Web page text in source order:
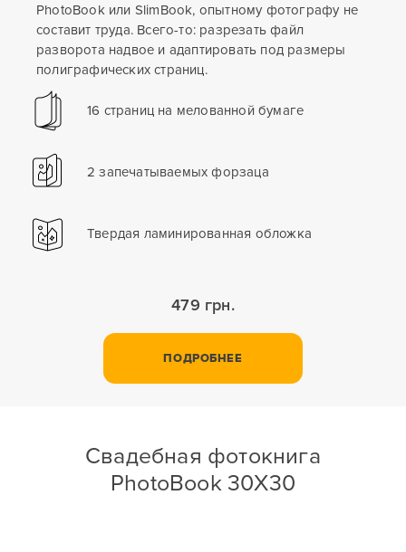
PhotoBook или SlimBook, опытному фотографу не
составит труда. Всего-то: разрезать файл
разворота надвое и адаптировать под размеры
полиграфических страниц.
16 страниц на мелованной бумаге
2 запечатываемых форзаца
Твердая ламинированная обложка
479 грн.
ПОДРОБНЕЕ
Свадебная фотокнига
PhotoBook 30X30